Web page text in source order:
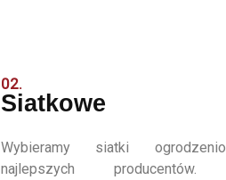
02.
Siatkowe
Wybieramy siatki
najlepszych producentów.